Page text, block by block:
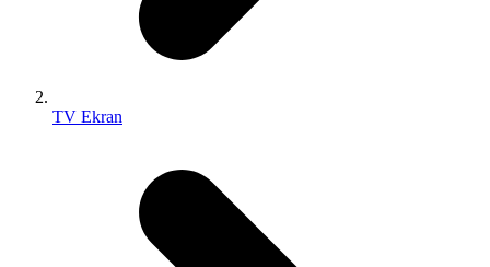
TV Ekran